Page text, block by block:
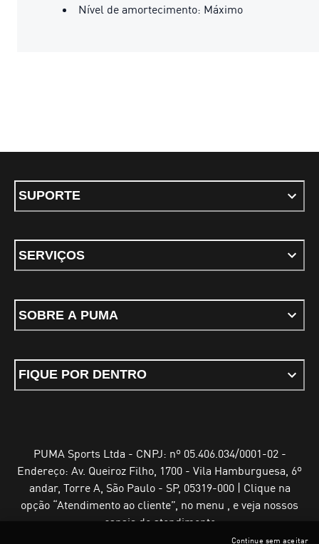
Nível de amortecimento: Máximo
SUPORTE
SERVIÇOS
SOBRE A PUMA
FIQUE POR DENTRO
PUMA Sports Ltda - CNPJ: nº 05.406.034/0001-02 -
Endereço: Av. Queiroz Filho, 1700 - Vila Hamburguesa, 6º
andar, Torre A, São Paulo - SP, 05319-000 | Clique na
opção “Atendimento ao cliente”, no menu , e veja nossos
canais de atendimento
Continue sem aceitar